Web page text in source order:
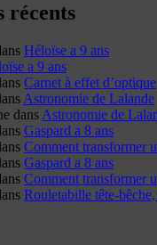
récents
Héloïse a 9 ans
a 9 ans
Carnet à effet d’optique
Astronomie de Lalande
dans Astronomie de
Gaspard a 8 ans
Comment transformer
Gaspard a 8 ans
Comment transformer
Rouletabille tête-